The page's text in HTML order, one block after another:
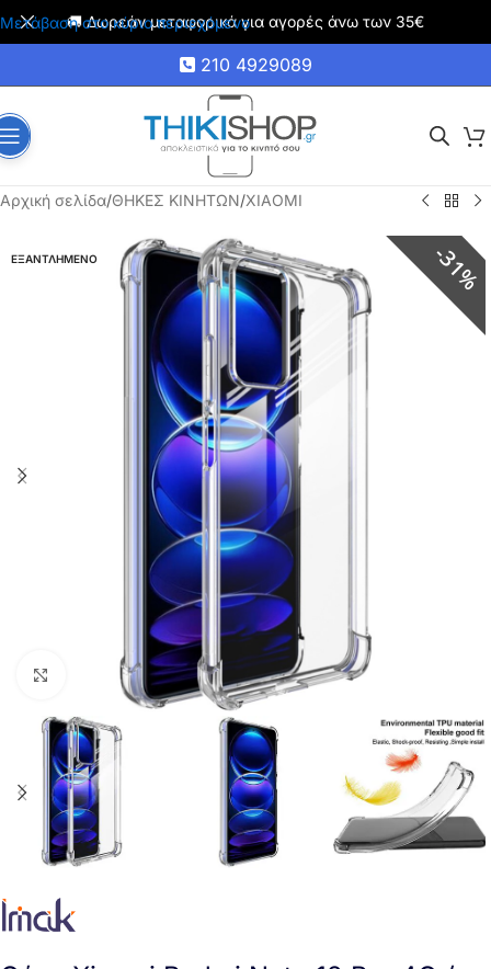
Μετάβαση στο κύριο περιεχόμενο
🚚 Δωρεάν μεταφορικά για αγορές άνω των 35€
210 4929089
Αρχική σελίδα/ΘΗΚΕΣ ΚΙΝΗΤΩΝ/XIAOMI
ΕΞΑΝΤΛΗΜΕΝΟ 31%
Click to enlarge